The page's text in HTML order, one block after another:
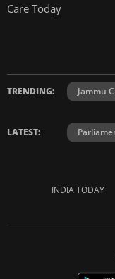
Care Today
TRENDING: Jammu
LATEST:
INDIA TODAY